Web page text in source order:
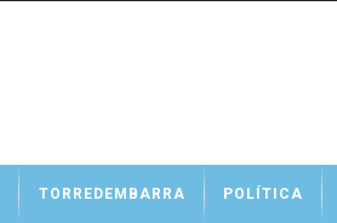
TORREDEMBARRA POLÍTICA